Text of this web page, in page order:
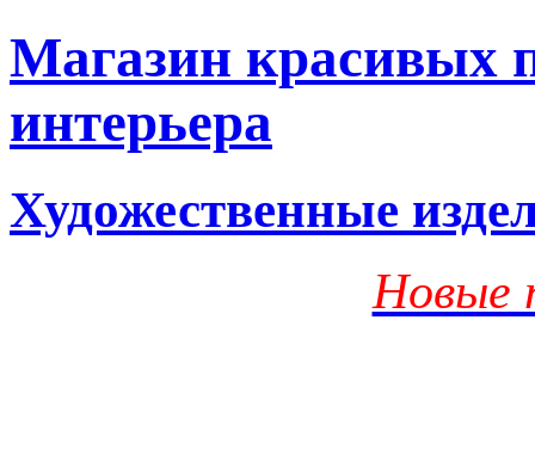
Магазин красивых
интерьера
Художественные
Новые